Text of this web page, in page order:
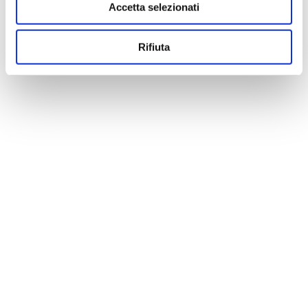
Accetta selezionati
Rifiuta